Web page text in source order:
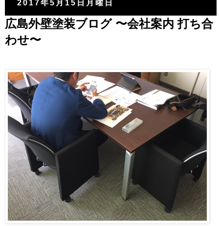
2017年5月15日月曜日
広島外壁塗装ブログ 〜会社案内 打ち合
わせ〜